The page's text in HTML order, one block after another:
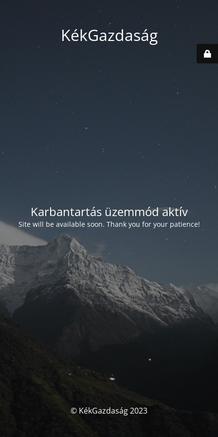
KékGazdaság
Karbantartás üzemmód aktív
Site will be available soon. Thank you for your patience!
© KékGazdaság 2023